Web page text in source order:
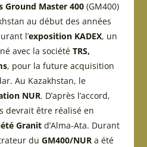
Ground Master 400(GM400)
au début des années
l’exposition KADEX, un
avec la société TRS,
, pour la future acquisition
Au Kazakhstan, le
NUR. D’après l’accord,
devrait être réalisé en
Granitd’Alma-Ata. Durant
du GM400/NURa été